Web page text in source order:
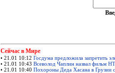
Сейчас в Мире
• 21.01 10:12 Госдума предложила запретить
• 21.01 10:43 Всеволод Чаплин назвал фильм
• 21.01 10:40 Похороны Деда Хасана в Грузии